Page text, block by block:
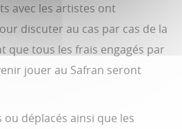
avec les artistes ont
discuter au cas par cas de la
que tous les frais engagés par
jouer au Safran seront
ou déplacés ainsi que les